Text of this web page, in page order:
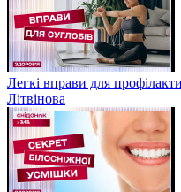
Легкі вправи для
Літвінова